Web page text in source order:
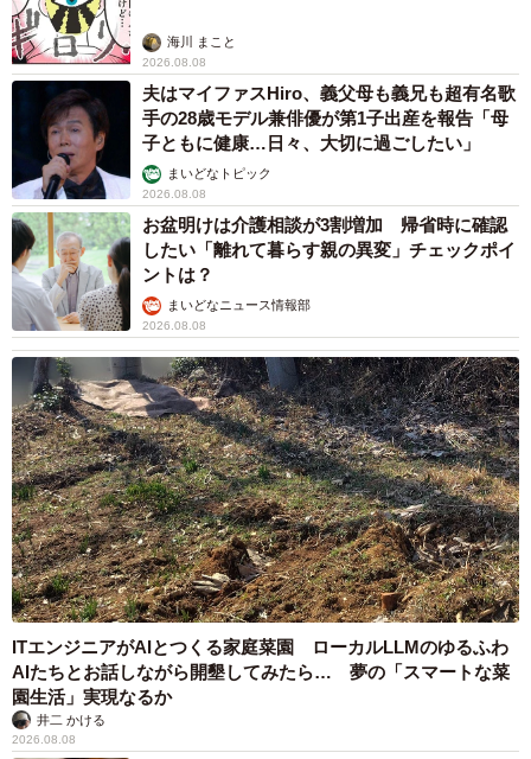
海川 まこと
2026.08.08
夫はマイファスHiro、義父母も義兄も超有名歌
手の28歳モデル兼俳優が第1子出産を報告「母
子ともに健康…日々、大切に過ごしたい」
まいどなトピック
2026.08.08
お盆明けは介護相談が3割増加 帰省時に確認
したい「離れて暮らす親の異変」チェックポイ
ントは？
まいどなニュース情報部
2026.08.08
ITエンジニアがAIとつくる家庭菜園 ローカルLLMのゆるふわ
AIたちとお話しながら開墾してみたら… 夢の「スマートな菜
園生活」実現なるか
井二 かける
2026.08.08